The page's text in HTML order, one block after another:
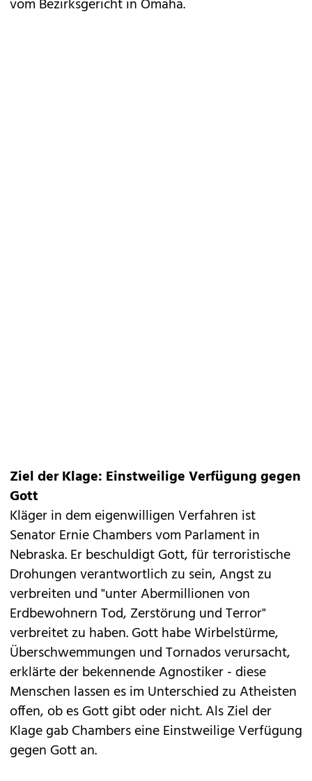
vom Bezirksgericht in Omaha.
Ziel der Klage: Einstweilige Verfügung gegen
Gott
Kläger in dem eigenwilligen Verfahren ist
Senator Ernie Chambers vom Parlament in
Nebraska. Er beschuldigt Gott, für terroristische
Drohungen verantwortlich zu sein, Angst zu
verbreiten und "unter Abermillionen von
Erdbewohnern Tod, Zerstörung und Terror"
verbreitet zu haben. Gott habe Wirbelstürme,
Überschwemmungen und Tornados verursacht,
erklärte der bekennende Agnostiker - diese
Menschen lassen es im Unterschied zu Atheisten
offen, ob es Gott gibt oder nicht. Als Ziel der
Klage gab Chambers eine Einstweilige Verfügung
gegen Gott an.